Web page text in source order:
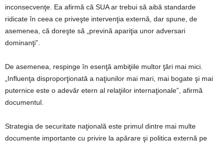
inconsecvenţe. Ea afirmă că SUA ar trebui să aibă standarde
ridicate în ceea ce priveşte intervenţia externă, dar spune, de
asemenea, că doreşte să „prevină apariţia unor adversari
dominanţi”.
De asemenea, respinge în esenţă ambiţiile multor ţări mai mici.
„Influenţa disproporţionată a naţiunilor mai mari, mai bogate şi mai
puternice este o adevăr etern al relaţiilor internaţionale”, afirmă
documentul.
Strategia de securitate naţională este primul dintre mai multe
documente importante cu privire la apărare şi politica externă pe